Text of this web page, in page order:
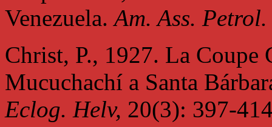
Venezuela.Am. Ass.
Christ, P., 1927. La Coupe
Mucuchachí a Santa
Eclog. Helv, 20(3): 397-